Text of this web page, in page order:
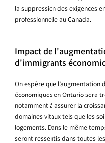
la suppression des exigences
professionnelle au Canada.
Impact de
d'immigrants
On espère que l’augmentation
économiques en Ontario sera
notamment à assurer la
domaines vitaux tels que les
logements. Dans le même
seront ressentis dans toutes